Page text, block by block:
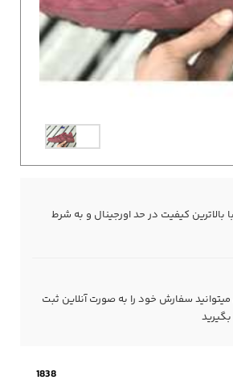
بالاترین کیفیت در حد اورجینال و به شرط
سفارش خود را به صورت آنلاین ثبت
بگیرید
1838